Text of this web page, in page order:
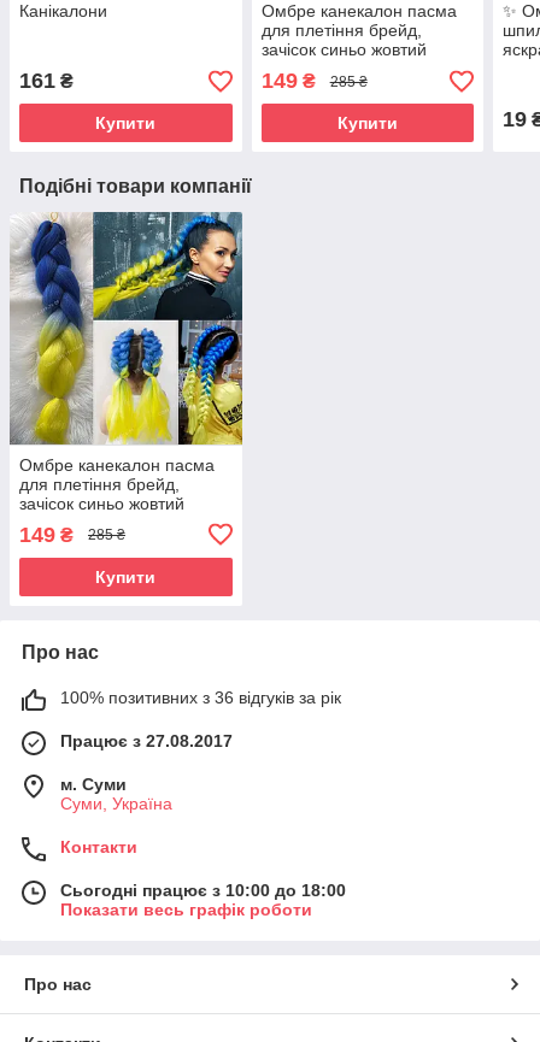
Канікалони
161 ₴
Купити
Омбре канекалон пасма
для плетіння брейд,
зачісок синьо жовтий
патріотичний
149₴ 285 ₴
Купити
✨
19
Подібні товари компанії
Омбре канекалон пасма
для плетіння брейд,
зачісок синьо жовтий
149 ₴ 285 ₴
Купити
Про нас
100% позитивних з 36 відгуків за рік
Працює з 27.08.2017
м. Суми
Суми, Україна
Контакти
Сьогодні працює з 10:00 до 18:00
Показати весь графік роботи
Про нас